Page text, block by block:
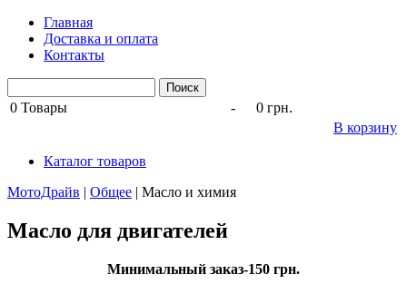
Главная
Доставка и оплата
Контакты
0 Товары -
0 грн.
В корзину
Каталог товаров
МотоДрайв | Общее | Масло и химия
Масло для двигателей
Минимальный заказ-150 грн.